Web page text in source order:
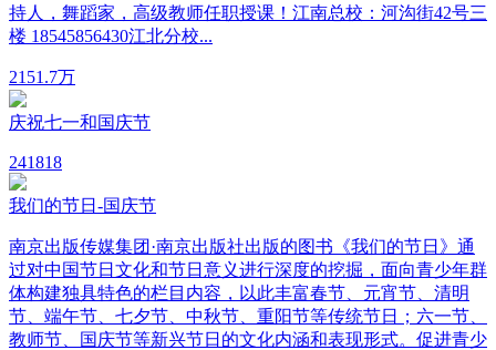
持人，舞蹈家，高级教师任职授课！江南总校：河沟街42号三
楼 18545856430江北分校...
2151.7万
庆祝七一和国庆节
241818
我们的节日-国庆节
南京出版传媒集团·南京出版社出版的图书《我们的节日》通
过对中国节日文化和节日意义进行深度的挖掘，面向青少年群
体构建独具特色的栏目内容，以此丰富春节、元宵节、清明
节、端午节、七夕节、中秋节、重阳节等传统节日；六一节、
教师节、国庆节等新兴节日的文化内涵和表现形式。促进青少